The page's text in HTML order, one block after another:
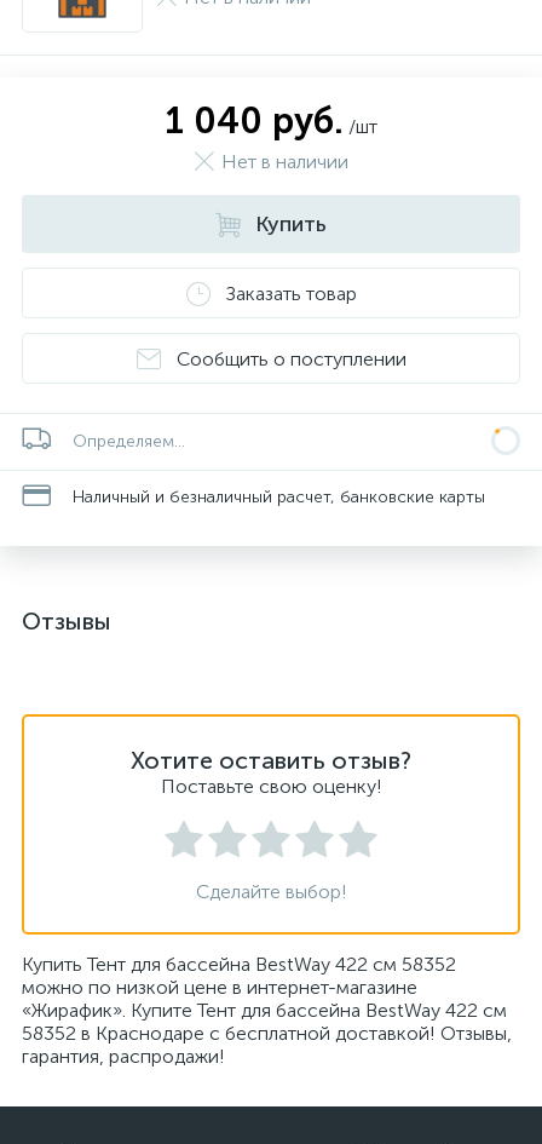
1 040 руб. /шт
Нет в наличии
Купить
Заказать товар
Сообщить о поступлении
Определяем...
Наличный и безналичный расчет, банковские карты
Отзывы
Хотите оставить отзыв?
Поставьте свою оценку!
Сделайте выбор!
Купить Тент для бассейна BestWay 422 см 58352
можно по низкой цене в интернет-магазине
«Жирафик». Купите Тент для бассейна BestWay 422 см
58352 в Краснодаре с бесплатной доставкой! Отзывы,
гарантия, распродажи!